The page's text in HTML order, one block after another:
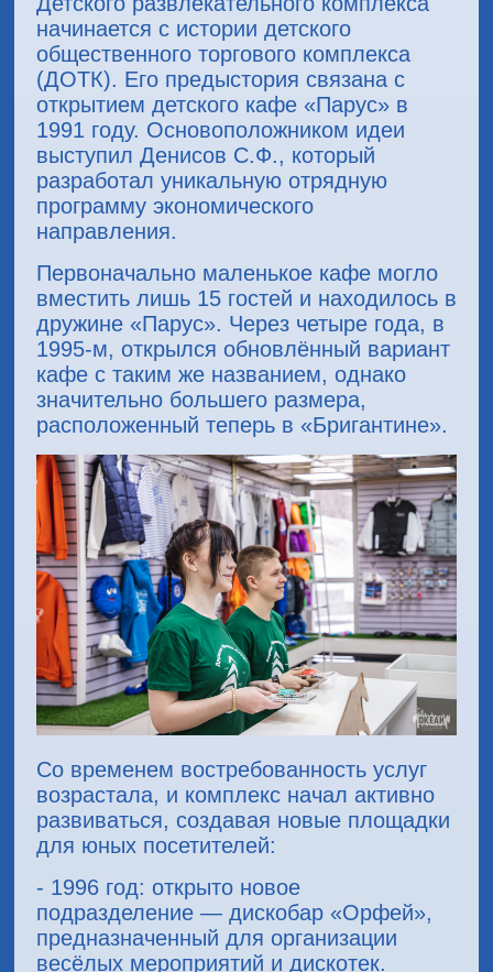
начинается с истории детского
общественного торгового комплекса
(ДОТК). Его предыстория связана с
открытием детского кафе «Парус» в
1991 году. Основоположником идеи
выступил Денисов С.Ф., который
разработал уникальную отрядную
программу экономического
направления.
Первоначально маленькое кафе могло
вместить лишь 15 гостей и находилось в
дружине «Парус». Через четыре года, в
1995-м, открылся обновлённый вариант
кафе с таким же названием, однако
значительно большего размера,
расположенный теперь в «Бригантине».
Со временем востребованность услуг
возрастала, и комплекс начал активно
развиваться, создавая новые площадки
для юных посетителей:
- 1996 год: открыто новое
подразделение — дискобар «Орфей»,
предназначенный для организации
весёлых мероприятий и дискотек.